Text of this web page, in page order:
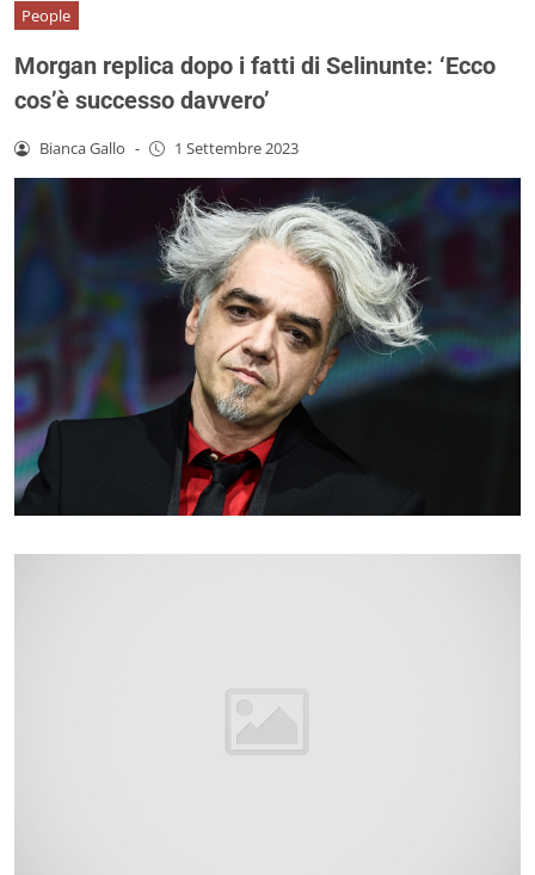
People
Morgan replica dopo i fatti di Selinunte: ‘Ecco
cos’è successo davvero’
Bianca Gallo - 1 Settembre 2023